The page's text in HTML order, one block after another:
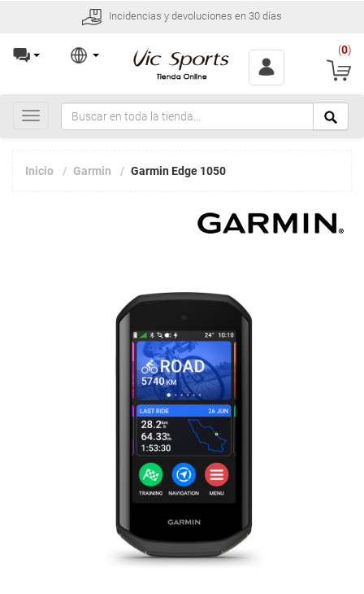
Incidencias y devoluciones en 30 días
(0)
Toggle
navigation
Inicio Garmin Garmin Edge 1050